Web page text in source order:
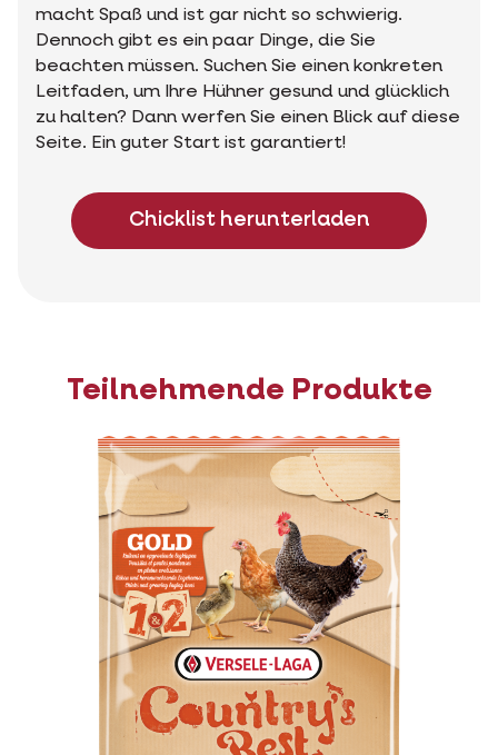
macht Spaß und ist gar nicht so schwierig.
Dennoch gibt es ein paar Dinge, die Sie
beachten müssen. Suchen Sie einen konkreten
Leitfaden, um Ihre Hühner gesund und glücklich
zu halten? Dann werfen Sie einen Blick auf diese
Seite. Ein guter Start ist garantiert!
Chicklist herunterladen
Teilnehmende Produkte